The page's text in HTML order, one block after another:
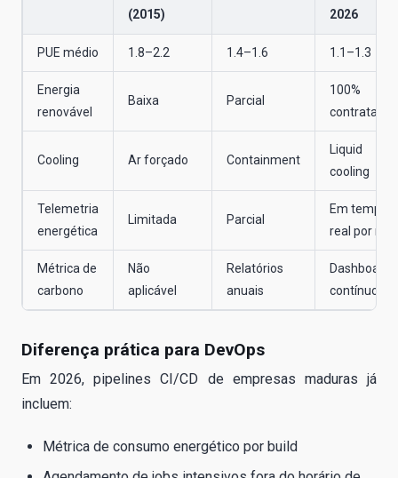
(2015)
2026
PUE médio 1.8–2.2 1.4–1.6 1.1–1.3
Energia
renovável
Baixa Parcial
100%
contratada
Cooling Ar forçado Containment
Liquid
cooling
Telemetria
energética
Limitada Parcial
Em tempo
real por rack
Métrica de
carbono
Não
aplicável
Relatórios
anuais
Dashboard
contínuo
Diferença prática para DevOps
Em 2026, pipelines CI/CD de empresas maduras já
incluem:
Métrica de consumo energético por build